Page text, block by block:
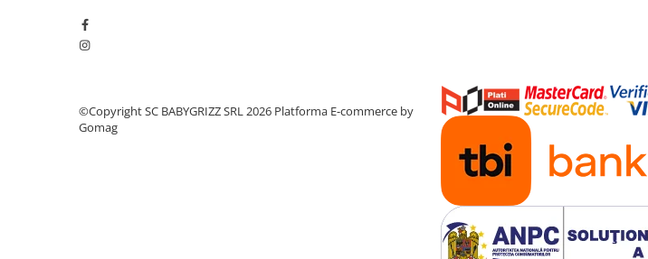
©Copyright SC BABYGRIZZ SRL 2026 Platforma E-commerce by
Gomag